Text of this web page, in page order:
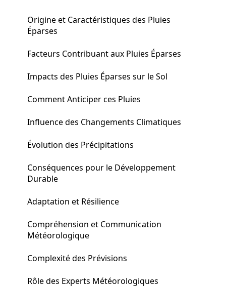
Origine et Caractéristiques des Pluies
Éparses
Facteurs Contribuant aux Pluies Éparses
Impacts des Pluies Éparses sur le Sol
Comment Anticiper ces Pluies
Influence des Changements Climatiques
Évolution des Précipitations
Conséquences pour le Développement
Durable
Adaptation et Résilience
Compréhension et Communication
Météorologique
Complexité des Prévisions
Rôle des Experts Météorologiques